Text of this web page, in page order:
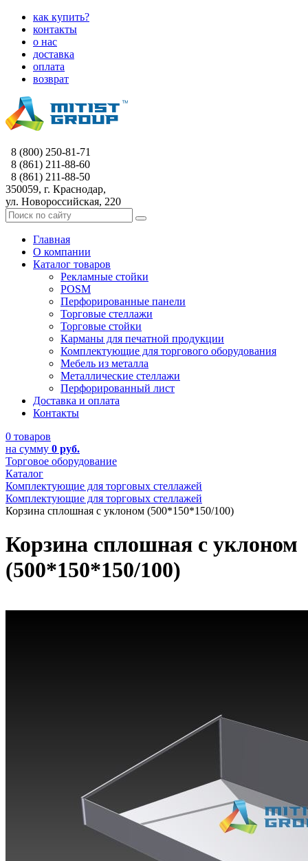
как купить?
контакты
о нас
доставка
оплата
возврат
8 (800) 250-81-71
8 (861) 211-88-60
8 (861) 211-88-50
350059, г. Краснодар,
ул. Новороссийская, 220
Главная
О компании
Каталог товаров
Рекламные стойки
POSM
Перфорированные панели
Торговые стеллажи
Торговые стойки
Карманы для печатной продукции
Комплектующие для торгового оборудования
Мебель из металла
Металлические стеллажи
Перфорированный лист
Доставка и оплата
Контакты
0 товаров
на сумму 0 руб.
Торговое оборудование
Каталог
Комплектующие для торговых стеллажей
Комплектующие для торговых стеллажей
Корзина сплошная с уклоном (500*150*150/100)
Корзина сплошная с уклоном
(500*150*150/100)